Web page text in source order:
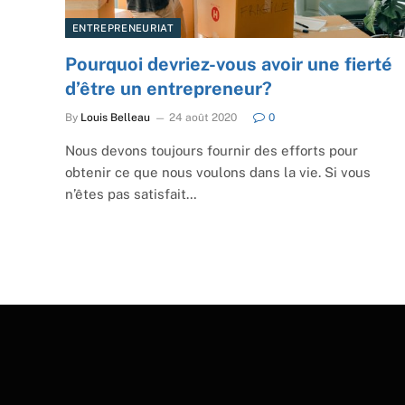
ENTREPRENEURIAT
Pourquoi devriez-vous avoir une fierté
d’être un entrepreneur?
By Louis Belleau 24 août 2020 0
Nous devons toujours fournir des efforts pour
obtenir ce que nous voulons dans la vie. Si vous
n’êtes pas satisfait…